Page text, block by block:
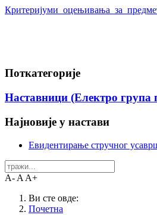
Поткатегорије
Наставници (Електро група
Најновије у настави
Евидентирање стручног
A- A A+
Ви сте овде:
Почетна